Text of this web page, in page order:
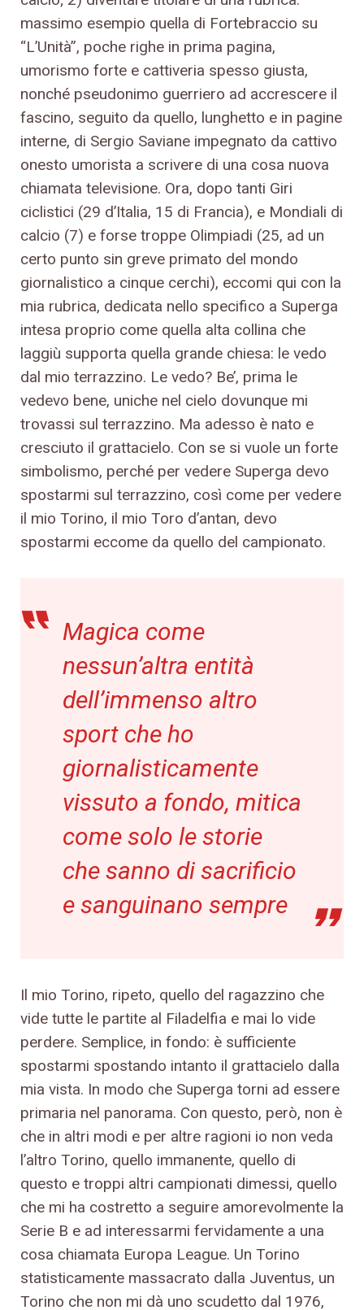
massimo esempio quella di Fortebraccio su
“L’Unità”, poche righe in prima pagina,
umorismo forte e cattiveria spesso giusta,
nonché pseudonimo guerriero ad accrescere il
fascino, seguito da quello, lunghetto e in pagine
interne, di Sergio Saviane impegnato da cattivo
onesto umorista a scrivere di una cosa nuova
chiamata televisione. Ora, dopo tanti Giri
ciclistici (29 d’Italia, 15 di Francia), e Mondiali di
calcio (7) e forse troppe Olimpiadi (25, ad un
certo punto sin greve primato del mondo
giornalistico a cinque cerchi), eccomi qui con la
mia rubrica, dedicata nello specifico a Superga
intesa proprio come quella alta collina che
laggiù supporta quella grande chiesa: le vedo
dal mio terrazzino. Le vedo? Be’, prima le
vedevo bene, uniche nel cielo dovunque mi
trovassi sul terrazzino. Ma adesso è nato e
cresciuto il grattacielo. Con se si vuole un forte
simbolismo, perché per vedere Superga devo
spostarmi sul terrazzino, così come per vedere
il mio Torino, il mio Toro d’antan, devo
spostarmi eccome da quello del campionato.
Magica come
nessun’altra entità
dell’immenso altro
sport che ho
giornalisticamente
vissuto a fondo, mitica
come solo le storie
che sanno di sacrificio
e sanguinano sempre
Il mio Torino, ripeto, quello del ragazzino che
vide tutte le partite al Filadelfia e mai lo vide
perdere. Semplice, in fondo: è sufficiente
spostarmi spostando intanto il grattacielo dalla
mia vista. In modo che Superga torni ad essere
primaria nel panorama. Con questo, però, non è
che in altri modi e per altre ragioni io non veda
l’altro Torino, quello immanente, quello di
questo e troppi altri campionati dimessi, quello
che mi ha costretto a seguire amorevolmente la
Serie B e ad interessarmi fervidamente a una
cosa chiamata Europa League. Un Torino
statisticamente massacrato dalla Juventus, un
Torino che non mi dà uno scudetto dal 1976,